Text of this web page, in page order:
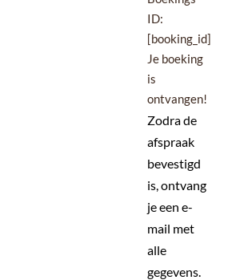
ID:
[booking_id]
Je boeking
is
ontvangen!
Zodra de
afspraak
bevestigd
is, ontvang
je een e-
mail met
alle
gegevens.